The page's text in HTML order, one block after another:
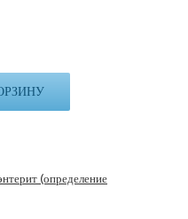
(определение